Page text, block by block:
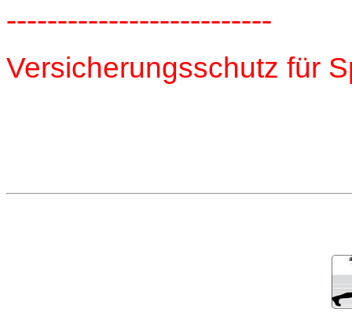
--------------------------
Versicherungsschutz für